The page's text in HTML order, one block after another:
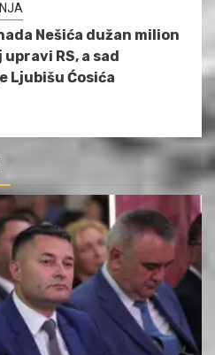
Nešića dužan milion
upravi RS, a sad
Ljubišu Ćosića